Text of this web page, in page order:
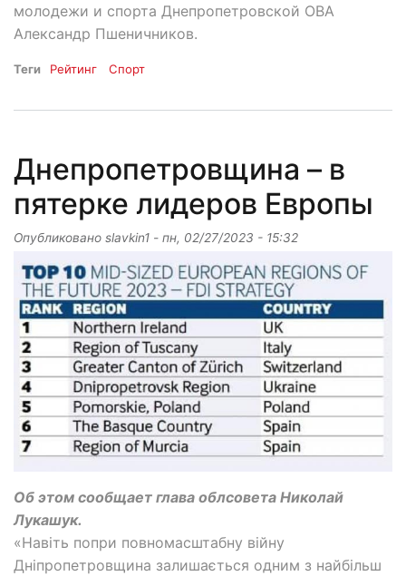
молодежи и спорта Днепропетровской ОВА
Александр Пшеничников.
Теги Рейтинг Спорт
Днепропетровщина – в
пятерке лидеров Европы
Опубликовано slavkin1 - пн, 02/27/2023 - 15:32
Об этом сообщает глава облсовета Николай
Лукашук.
«Навіть попри повномасштабну війну
Дніпропетровщина залишається одним з найбільш